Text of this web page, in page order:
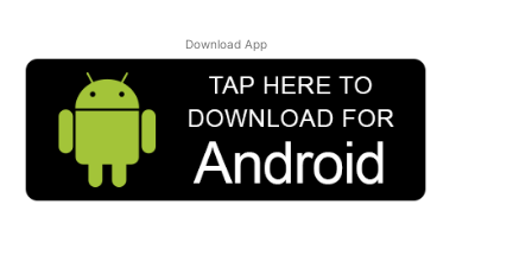
Download App